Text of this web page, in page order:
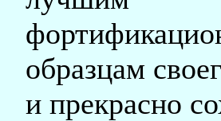
образцам
и прекрасно